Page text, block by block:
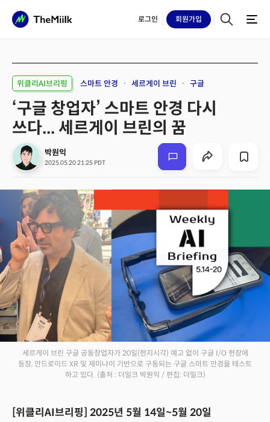
로그인 회원가입
위클리AI브리핑 스마트 안경 세르게이 브린 구글
‘구글 창업자’ 스마트 안경 다시
쓰다... 세르게이 브린의 꿈
박원익
2025.05.20 21:25 PDT
세르게이 브린 구글 공동창업자가 20일(현지시각) 예고 없이 구글 I/O 현장에
등장, 안드로이드 XR 및 제미나이 기반으로 구동되는 구글 스마트 안경을 테스트
하고 있다. (출처 : 더밀크 박원익 / 편집: 더밀크)
[위클리AI브리핑] 2025년 5월 14일~5월 20일